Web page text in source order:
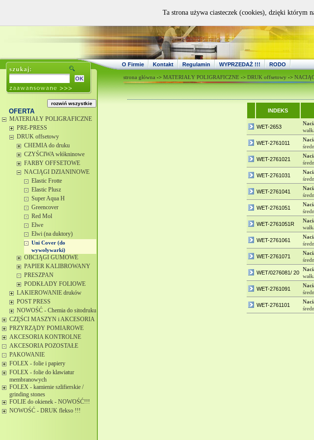
O Firmie Kontakt Regulamin WYPRZEDAŻ !!! RODO
OFERTA
MATERIAŁY POLIGRAFICZNE
PRE-PRESS
DRUK offsetowy
CHEMIA do druku
CZYŚCIWA włókninowe
FARBY OFFSETOWE
NACIĄGI DZIANINOWE
Elastic Frotte
Elastic Plusz
Super Aqua H
Greencover
Red Mol
Elwe
Elwi (na duktory)
Uni Cover (do
wywoływarki)
OBCIĄGI GUMOWE
PAPIER KALIBROWANY
PRESZPAN
PODKŁADY FOLIOWE
LAKIEROWANIE druków
POST PRESS
NOWOŚĆ - Chemia do sitodruku
CZĘŚCI MASZYN i AKCESORIA
PRZYRZĄDY POMIAROWE
AKCESORIA KONTROLNE
AKCESORIA POZOSTAŁE
PAKOWANIE
FOLEX - folie i papiery
FOLEX - folie do klawiatur
membranowych
FOLEX - kamienie szlifierskie /
grinding stones
FOLIE do okienek - NOWOŚĆ!!!
NOWOŚĆ - DRUK flekso !!!
strona główna -> MATERIAŁY POLIGRAFICZNE -> DRUK offsetowy ->
INDEKS
WET-2653
WET-2761011
WET-2761021
WET-2761031
WET-2761041
WET-2761051
WET-2761051R
WET-2761061
WET-2761071
WET/0276081/ 20
WET-2761091
WET-2761101
Ta strona używa ciasteczek (cookies), dzięki którym